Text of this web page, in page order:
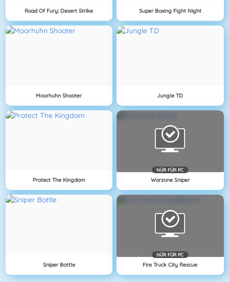
Road Of Fury: Desert Strike Super Boxing Fight Night
Moorhuhn Shooter Jungle TD
Protect The Kingdom
NÜR FÜR PC
Warzone Sniper
Sniper Bottle
NÜR FÜR PC
Fire Truck City Rescue